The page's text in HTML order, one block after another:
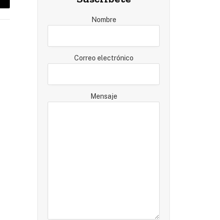
Nombre
Correo electrónico
Mensaje